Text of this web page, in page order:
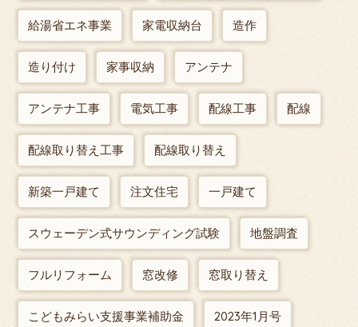
給湯省エネ事業 家電収納台 造作
造り付け 家事収納 アンテナ
アンテナ工事 電気工事 配線工事 配線
配線取り替え工事 配線取り替え
新築一戸建て 注文住宅 一戸建て
スウェーデン式サウンディング試験 地盤調査
フルリフォーム 窓改修 窓取り替え
こどもみらい支援事業補助金 2023年1月号